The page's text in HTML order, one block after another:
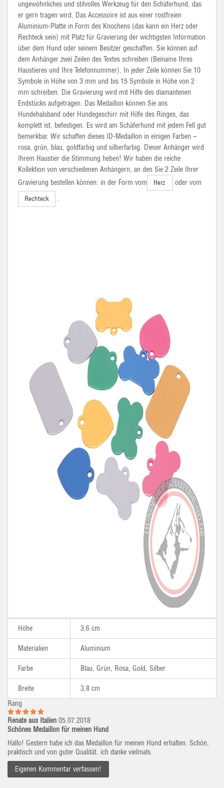
ungewöhnliches und stilvolles Werkzeug für den Schäferhund, das
er gern tragen wird. Das Accessoire ist aus einer rostfreien
Aluminium-Platte in Form des Knochens (das kann ein Herz oder
Rechteck sein) mit Platz für Gravierung der wichtigsten Information
über dem Hund oder seinem Besitzer geschaffen. Sie können auf
dem Anhänger zwei Zeilen des Textes schreiben (Beiname Ihres
Haustieres und Ihre Telefonnummer). In jeder Zeile können Sie 10
Symbole in Höhe von 3 mm und bis 15 Symbole in Höhe von 2
mm schreiben. Die Gravierung wird mit Hilfe des diamantenen
Endstücks aufgetragen. Das Medaillon können Sie ans
Hundehalsband oder Hundegeschirr mit Hilfe des Ringes, das
komplett ist, befestigen. Es wird am Schäferhund mit jedem Fell gut
bemerkbar. Wir schaffen dieses ID-Medaillon in einigen Farben –
rosa, grün, blau, goldfarbig und silberfarbig. Dieser Anhänger wird
Ihrem Haustier die Stimmung heben! Wir haben die reiche
Kollektion von verschiedenen Anhängern, an den Sie 2 Zeile Ihrer
Gravierung bestellen können: in der Form vom
Herz oder vom
Rechteck .
Höhe 3,6 cm
Materialien Aluminium
Farbe Blau, Grün, Rosa, Gold, Silber
Breite
3,8 cm
Rang
Renate aus Italien 05.07.2018
Schönes Medaillon für meinen Hund
Hallo! Gestern habe ich das Medaillon für meinen Hund erhalten. Schön,
praktisch und von guter Qualität. ich danke vielmals.
Eigenen Kommentar verfassen!